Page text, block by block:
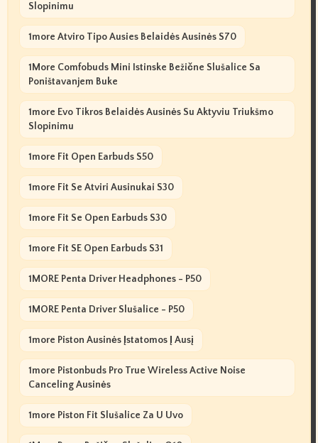
Slopinimu
1more Atviro Tipo Ausies Belaidės Ausinės S70
1More Comfobuds Mini Istinske Bežične Slušalice Sa
Poništavanjem Buke
1more Evo Tikros Belaidės Ausinės Su Aktyviu Triukšmo
Slopinimu
1more Fit Open Earbuds S50
1more Fit Se Atviri Ausinukai S30
1more Fit Se Open Earbuds S30
1more Fit SE Open Earbuds S31
1MORE Penta Driver Headphones - P50
1MORE Penta Driver Slušalice - P50
1more Piston Ausinės Įstatomos Į Ausį
1more Pistonbuds Pro True Wireless Active Noise
Canceling Ausinės
1more Piston Fit Slušalice Za U Uvo